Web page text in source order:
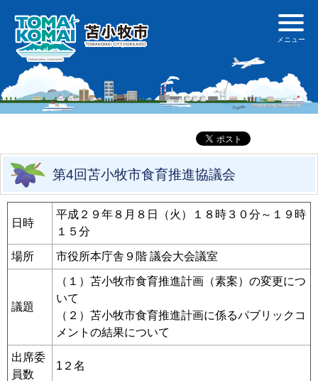
第4回苫小牧市食育推進協議会
日時
平成２９年８月８日（火）１８時３０分～１９時
１５分
場所 市役所本庁舎９階 議会大会議室
議題
（１）苫小牧市食育推進計画（素案）の変更につ
いて
（２）苫小牧市食育推進計画に係るパブリックコ
メントの結果について
出席委
員数
1２名